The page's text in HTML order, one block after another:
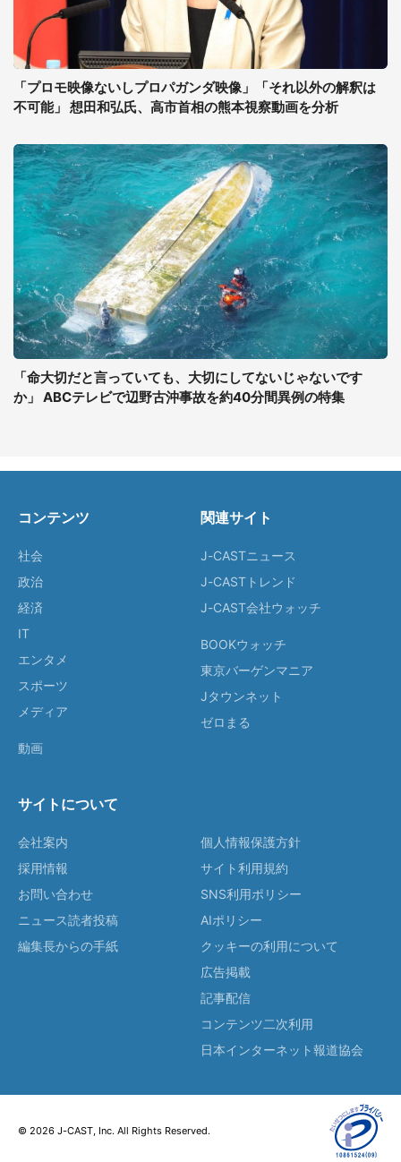
「プロモ映像ないしプロパガンダ映像」「それ以外の解釈は
不可能」 想田和弘氏、高市首相の熊本視察動画を分析
「命大切だと言っていても、大切にしてないじゃないです
か」 ABCテレビで辺野古沖事故を約40分間異例の特集
コンテンツ
社会
政治
経済
IT
エンタメ
スポーツ
メディア
動画
関連サイト
J-CASTニュース
J-CASTトレンド
J-CAST会社ウォッチ
BOOKウォッチ
東京バーゲンマニア
Jタウンネット
ゼロまる
サイトについて
会社案内
採用情報
お問い合わせ
ニュース読者投稿
編集長からの手紙
個人情報保護方針
サイト利用規約
SNS利用ポリシー
AIポリシー
クッキーの利用について
広告掲載
記事配信
コンテンツ二次利用
日本インターネット報道協会
© 2026 J-CAST, Inc. All Rights Reserved.